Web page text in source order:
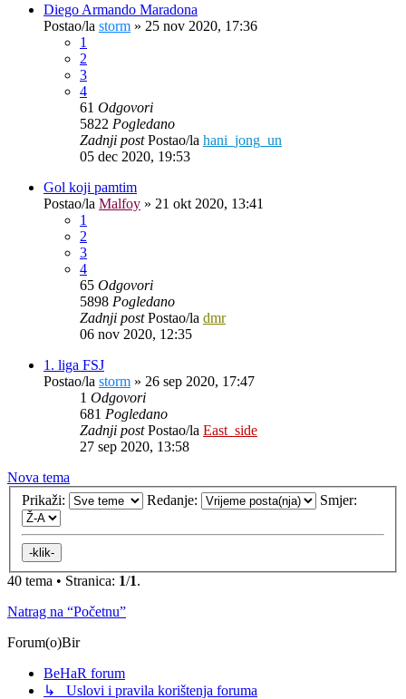
Diego Armando Maradona
Postao/la storm » 25 nov 2020, 17:36
1
2
3
4
61 Odgovori
5822 Pogledano
Zadnji postPostao/la hani_jong_un
05 dec 2020, 19:53
Gol koji pamtim
Postao/la Malfoy » 21 okt 2020, 13:41
1
2
3
4
65 Odgovori
5898 Pogledano
Zadnji postPostao/la dmr
06 nov 2020, 12:35
1. liga FSJ
Postao/la storm » 26 sep 2020, 17:47
1 Odgovori
681 Pogledano
Zadnji postPostao/la East_side
27 sep 2020, 13:58
Nova tema
Prikaži:
Redanje: Smjer:
40 tema • Stranica: 1/1.
Natrag na “Početnu”
Forum(o)Bir
BeHaR forum
↳ Uslovi i pravila korištenja foruma